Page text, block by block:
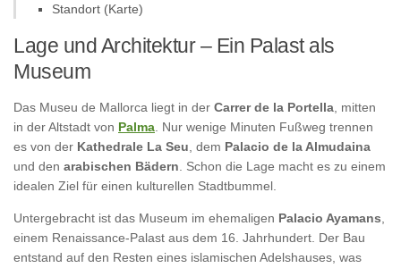
Standort (Karte)
Lage und Architektur – Ein Palast als
Museum
Das Museu de Mallorca liegt in der Carrer de la Portella , mitten
in der Altstadt von Palma . Nur wenige Minuten Fußweg trennen
es von der Kathedrale La Seu , dem Palacio de la Almudaina
und den arabischen Bädern . Schon die Lage macht es zu einem
idealen Ziel für einen kulturellen Stadtbummel.
Untergebracht ist das Museum im ehemaligen Palacio Ayamans
einem Renaissance-Palast aus dem 16. Jahrhundert. Der Bau
entstand auf den Resten eines islamischen Adelshauses, was